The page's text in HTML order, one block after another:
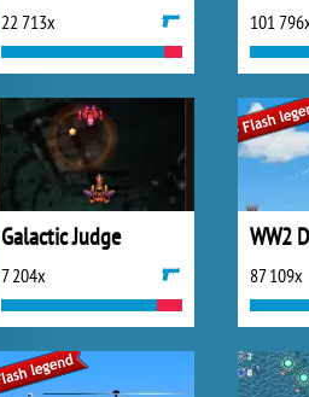
22 713x 101
Galactic Judge
7 204x
WW2
87 109x